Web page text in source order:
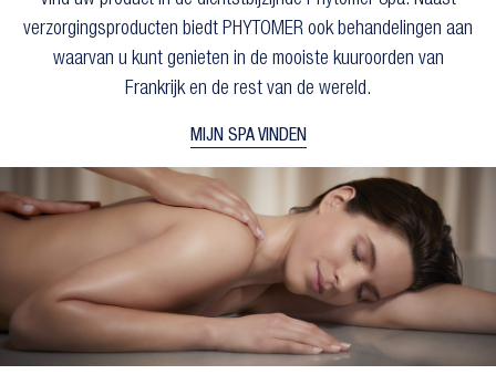
Toevoegen aan Verlanglijst ×
Maak een verlanglijst ×
Verlanglijst naam
Inloggen ×
U moet ingelogd zijn om producten in uw
verlanglijst op te slaan.
verzorgingsproducten biedt PHYTOMER ook behandelingen aan
waarvan u kunt genieten in de mooiste kuuroorden van
Frankrijk en de rest van de wereld.
MIJN SPA VINDEN